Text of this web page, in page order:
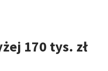
170 tys. zł